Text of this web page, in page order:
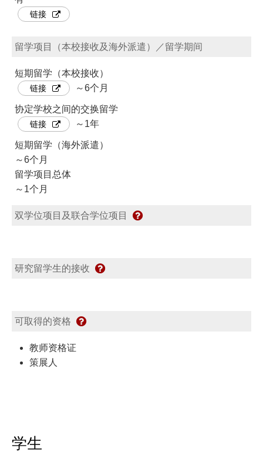
链接
留学项目（本校接收及海外派遣）／留学期间
短期留学（本校接收）
链接 ～6个月
协定学校之间的交换留学
链接 ～1年
短期留学（海外派遣）
～6个月
留学项目总体
～1个月
双学位项目及联合学位项目
研究留学生的接收
可取得的资格
教师资格证
策展人
学生